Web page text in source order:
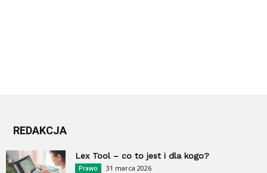
REDAKCJA
Lex Tool – co to jest i dla kogo?
Prawo 31 marca 2026